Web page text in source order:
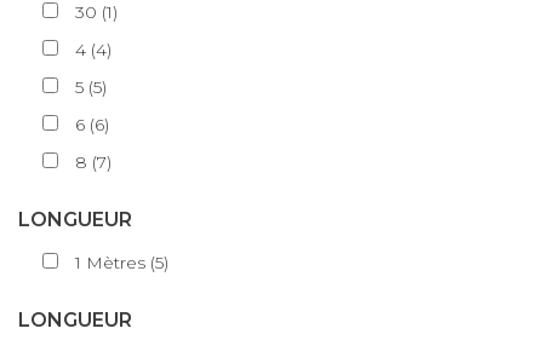
30 (1)
4 (4)
5 (5)
6 (6)
8 (7)
LONGUEUR
1 Mètres (5)
LONGUEUR